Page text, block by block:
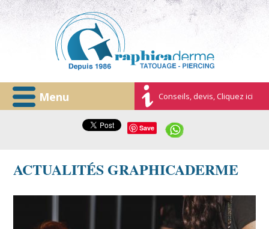
Menu Conseils, devis, Cliquez ici
Save
ACTUALITÉS GRAPHICADERME